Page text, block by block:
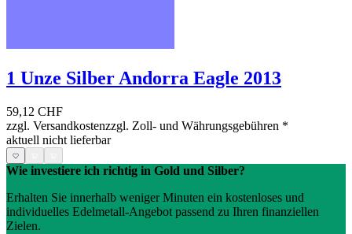
1 Unze Silber Andorra Eagle 2013
59,12 CHF
zzgl. Versandkostenzzgl. Zoll- und Währungsgebühren *
aktuell nicht lieferbar
Wie investiere ich richtig in Gold und Silber?
Erhalten Sie innerhalb weniger Minuten ein kostenloses und
individuelles Edelmetall-Angebot passend zu Ihren finanziellen
Zielen.